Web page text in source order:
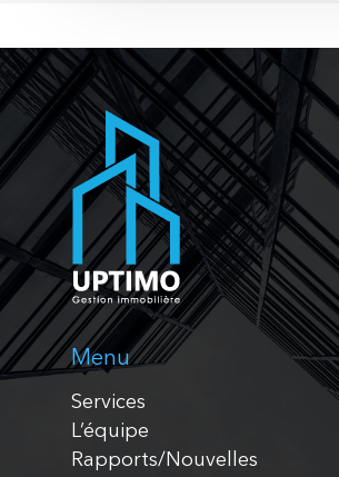
Menu
Services
L’équipe
Rapports/Nouvelles